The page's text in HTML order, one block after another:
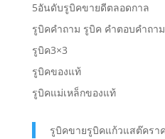
5อันดับรูบิคขายดีตลอดกาล
รูบิคคำถาม รูบิค คำตอบคำถา
รูบิค3×3
รูบิคของแท้
รูบิคแม่เหล็กของแท้
รูบิคขายรูบิคแก้วแสต๊ครา